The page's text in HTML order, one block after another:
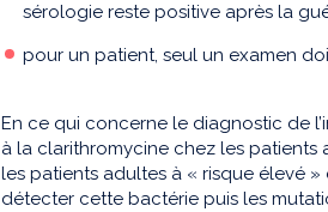
sérologie reste positive après la
pour un patient, seul un examen
En ce qui concerne le diagnostic de
à la clarithromycine chez les patients
les patients adultes à « risque élevé
détecter cette bactérie puis les